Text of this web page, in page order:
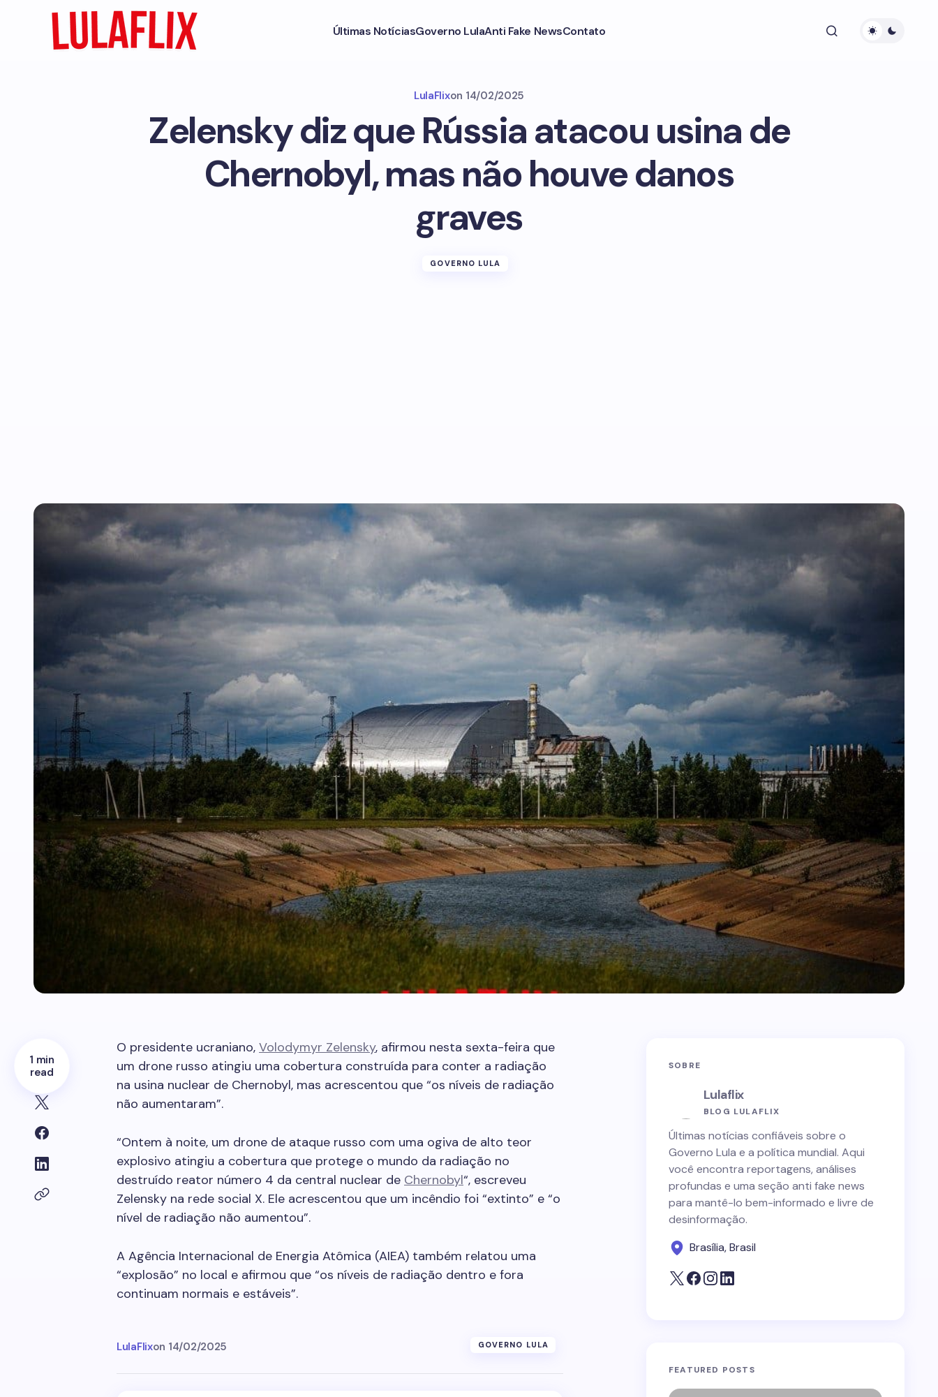
Últimas NotíciasGoverno LulaAnti Fake NewsContato
LulaFlixon 14/02/2025
Zelensky diz que Rússia atacou usina de
Chernobyl, mas não houve danos
graves
GOVERNO LULA
1 min
read
O presidente ucraniano, Volodymyr Zelensky, afirmou nesta sexta-feira que
um drone russo atingiu uma cobertura construída para conter a radiação
na usina nuclear de Chernobyl, mas acrescentou que “os níveis de radiação
não aumentaram”.
“Ontem à noite, um drone de ataque russo com uma ogiva de alto teor
explosivo atingiu a cobertura que protege o mundo da radiação no
destruído reator número 4 da central nuclear de Chernobyl“, escreveu
Zelensky na rede social X. Ele acrescentou que um incêndio foi “extinto” e “o
nível de radiação não aumentou”.
A Agência Internacional de Energia Atômica (AIEA) também relatou uma
“explosão” no local e afirmou que “os níveis de radiação dentro e fora
continuam normais e estáveis”.
LulaFlixon 14/02/2025 GOVERNO LULA
SOBRE
Lulaflix
BLOG LULAFLIX
Últimas notícias confiáveis sobre o
Governo Lula e a política mundial. Aqui
você encontra reportagens, análises
profundas e uma seção anti fake news
para mantê-lo bem-informado e livre de
desinformação.
Brasília, Brasil
FEATURED POSTS